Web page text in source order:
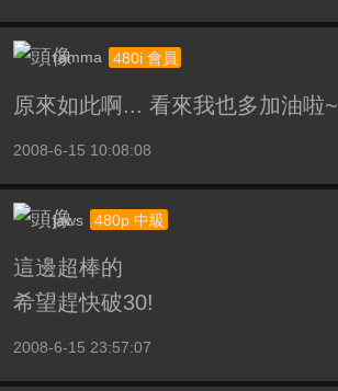
ramma 480i 會員
原來如此啊... 看來我也多加油啦~
2008-6-15 10:08:08
jaws 480p 中級
這邊超棒的
希望趕快破30!
2008-6-15 23:57:07